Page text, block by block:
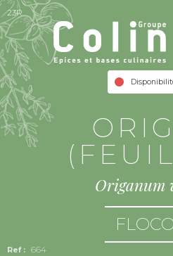
23R
664
Origanum